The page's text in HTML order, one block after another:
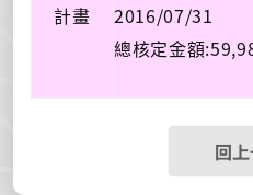
計畫
2016/07/31
總核定金額:
回